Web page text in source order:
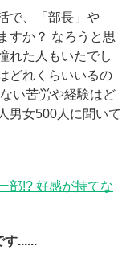
で、「部長」や
すか？ なろうと思
れた人もいたでし
どれくらいいるの
い苦労や経験はど
男女500人に聞いて
部!? 好感が持てな
す......